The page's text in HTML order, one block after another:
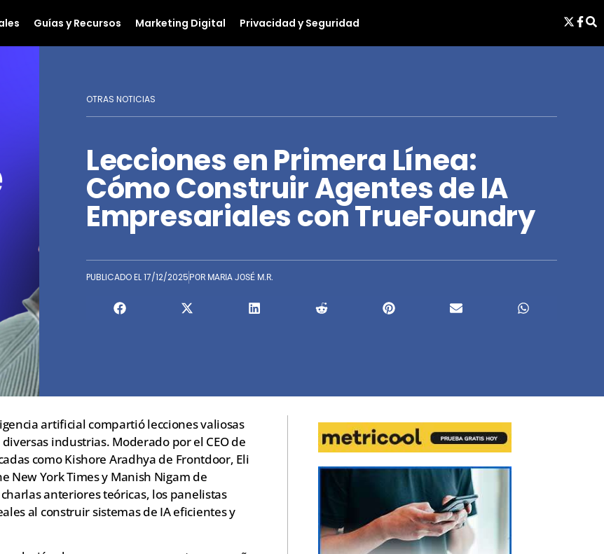
Guías y Recursos Marketing Digital Privacidad y Seguridad
OTRAS NOTICIAS
Lecciones en Primera Línea:
Cómo Construir Agentes de IA
Empresariales con TrueFoundry
PUBLICADO EL17/12/2025 POR MARIA JOSÉ M.R.
artificial compartió lecciones valiosas
industrias. Moderado por el CEO de
como Kishore Aradhya de Frontdoor, Eli
New York Times y Manish Nigam de
anteriores teóricas, los panelistas
al construir sistemas de IA eficientes y